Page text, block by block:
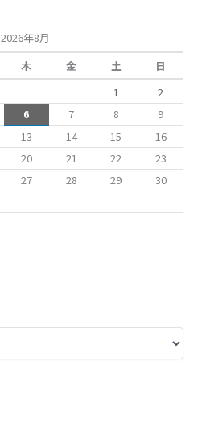
2026年8月
木 金 土
日
1
2
6 7 8
9
13 14 15
16
20 21 22
23
27 28 29
30